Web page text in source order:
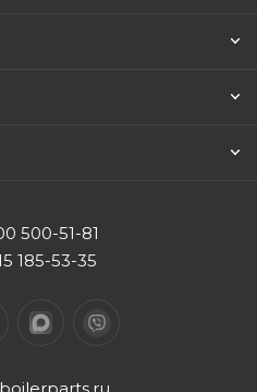
500-51-81
185-53-35